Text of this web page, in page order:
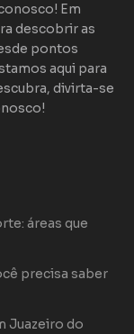
Em
descobrir as
pontos
aqui para
divirta-se
áreas que
precisa saber
Juazeiro do